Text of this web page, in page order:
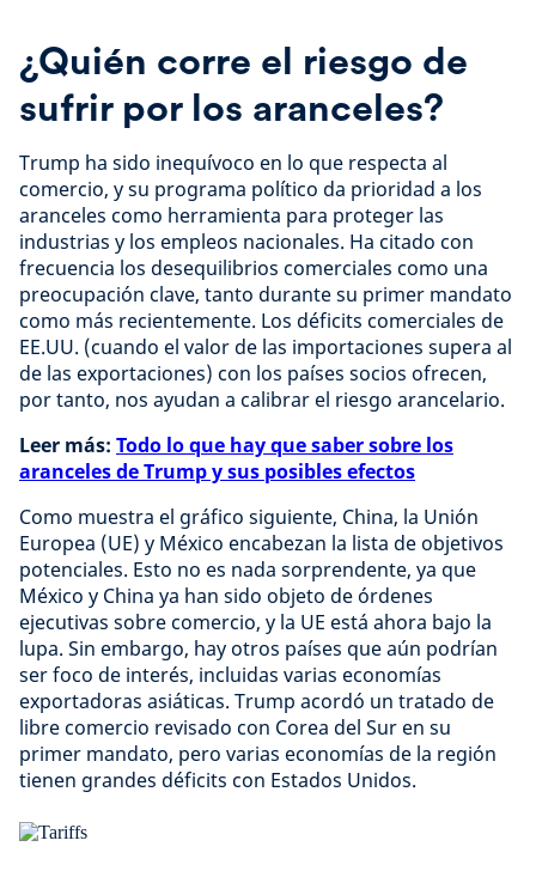
¿Quién corre el riesgo de
sufrir por los aranceles?
Trump ha sido inequívoco en lo que respecta al
comercio, y su programa político da prioridad a los
aranceles como herramienta para proteger las
industrias y los empleos nacionales. Ha citado con
frecuencia los desequilibrios comerciales como una
preocupación clave, tanto durante su primer mandato
como más recientemente. Los déficits comerciales de
EE.UU. (cuando el valor de las importaciones supera al
de las exportaciones) con los países socios ofrecen,
por tanto, nos ayudan a calibrar el riesgo arancelario.
Leer más: Todo lo que hay que saber sobre los
aranceles de Trump y sus posibles efectos
Como muestra el gráfico siguiente, China, la Unión
Europea (UE) y México encabezan la lista de objetivos
potenciales. Esto no es nada sorprendente, ya que
México y China ya han sido objeto de órdenes
ejecutivas sobre comercio, y la UE está ahora bajo la
lupa. Sin embargo, hay otros países que aún podrían
ser foco de interés, incluidas varias economías
exportadoras asiáticas. Trump acordó un tratado de
libre comercio revisado con Corea del Sur en su
primer mandato, pero varias economías de la región
tienen grandes déficits con Estados Unidos.